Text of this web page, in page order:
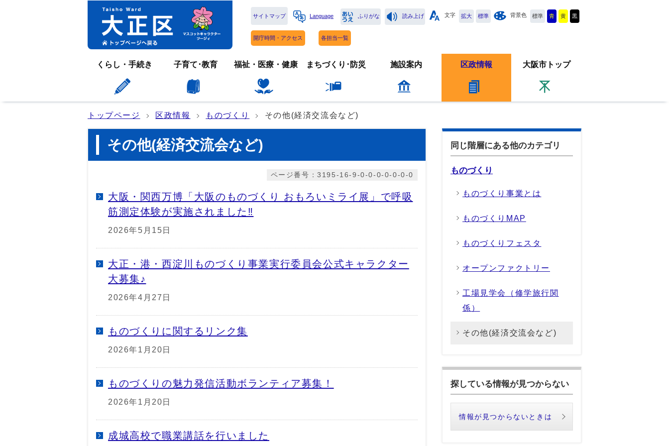
サイトマップ Language ふりがな 読み上げ 文字 拡大 標準 背景色 標準 青 黄 黒
開庁時間・アクセス 各担当一覧
くらし・手続き 子育て･教育 福祉・医療・健康 まちづくり･防災 施設案内 区政情報 大阪市トップ
トップページ 区政情報 ものづくり その他(経済交流会など)
その他(経済交流会など)
ページ番号：3195-16-9-0-0-0-0-0-0-0
大阪・関西万博「大阪のものづくり おもろいミライ展」で呼吸
筋測定体験が実施されました‼
2026年5月15日
大正・港・西淀川ものづくり事業実行委員会公式キャラクター
大募集♪
2026年4月27日
ものづくりに関するリンク集
2026年1月20日
ものづくりの魅力発信活動ボランティア募集！
2026年1月20日
成城高校で職業講話を行いました
同じ階層にある他のカテゴリ
ものづくり
ものづくり事業とは
ものづくりMAP
ものづくりフェスタ
オープンファクトリー
工場見学会（修学旅行関
係）
その他(経済交流会など)
探している情報が見つからない
情報が見つからないときは